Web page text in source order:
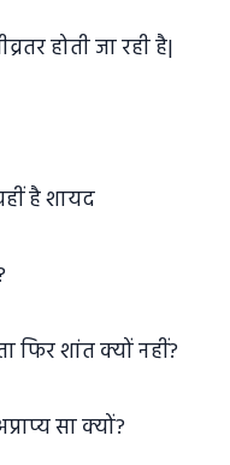
होती जा रही है|
है शायद
फिर शांत क्यों नहीं?
सा क्यों?